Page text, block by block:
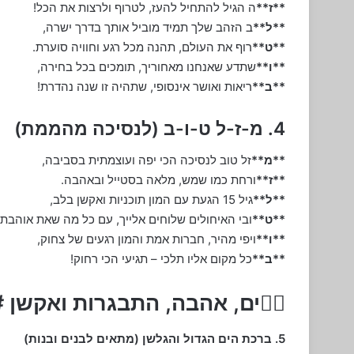
**ז**ה הגיל להתחיל להעז, לטרוף ולרצות את הכל!
**ל**ב הזהב שלך תמיד מוביל אותך בדרך ישרה,
**ט**רוף את העולם, תהנה מכל רגע וחוויה סוערת.
**ו**שתדע שאנחנו מאחוריך, תומכים בכל בחירה,
**ב**ריאות ואושר אינסופי, שתהיה זו שנה נהדרת!
4. מ-ז-ל ט-ו-ב (לנסיכה מהממת)
**מ**זל טוב לנסיכה הכי יפה ועוצמתית בסביבה,
**ז**ורחת כמו שמש, מלאה בסטייל ובאהבה.
**ל**גיל 15 הגעת עם המון תוכניות ואקשן בלב,
**ט**ובי האיחולים שלוחים אלייך, עם כל מה שאת
**ו**ויפי מהיר, חברות אמת והמון רגעים של צחוק,
**ב**כל מקום אליו תלכי – תגיעי הכי רחוק!
🏄‍♂️ים, אהבה, התבגרות
5. ברכת הים הגדול והגלשן (מתאים לבנים ובנות)